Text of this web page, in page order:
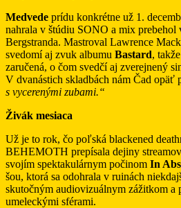
Medvede prídu konkrétne už 1.
nahrala v štúdiu SONO a mix prebehol
Bergstranda. Mastroval Lawrence
svedomí aj zvuk albumu Bastard,
zaručená, o čom svedčí aj zverejnený
V dvanástich skladbách nám Čad opäť
s vycerenými zubami.“
Živák mesiaca
Už je to rok, čo poľská blackened
BEHEMOTH prepísala dejiny
svojím spektakulárnym počinom In
šou, ktorá sa odohrala v ruinách
skutočným audiovizuálnym zážitkom a
umeleckými sférami.